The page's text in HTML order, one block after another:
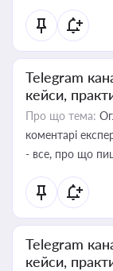
Telegram
кейси,
Про що тема:
коментарі
- все, про що
Telegram
кейси,